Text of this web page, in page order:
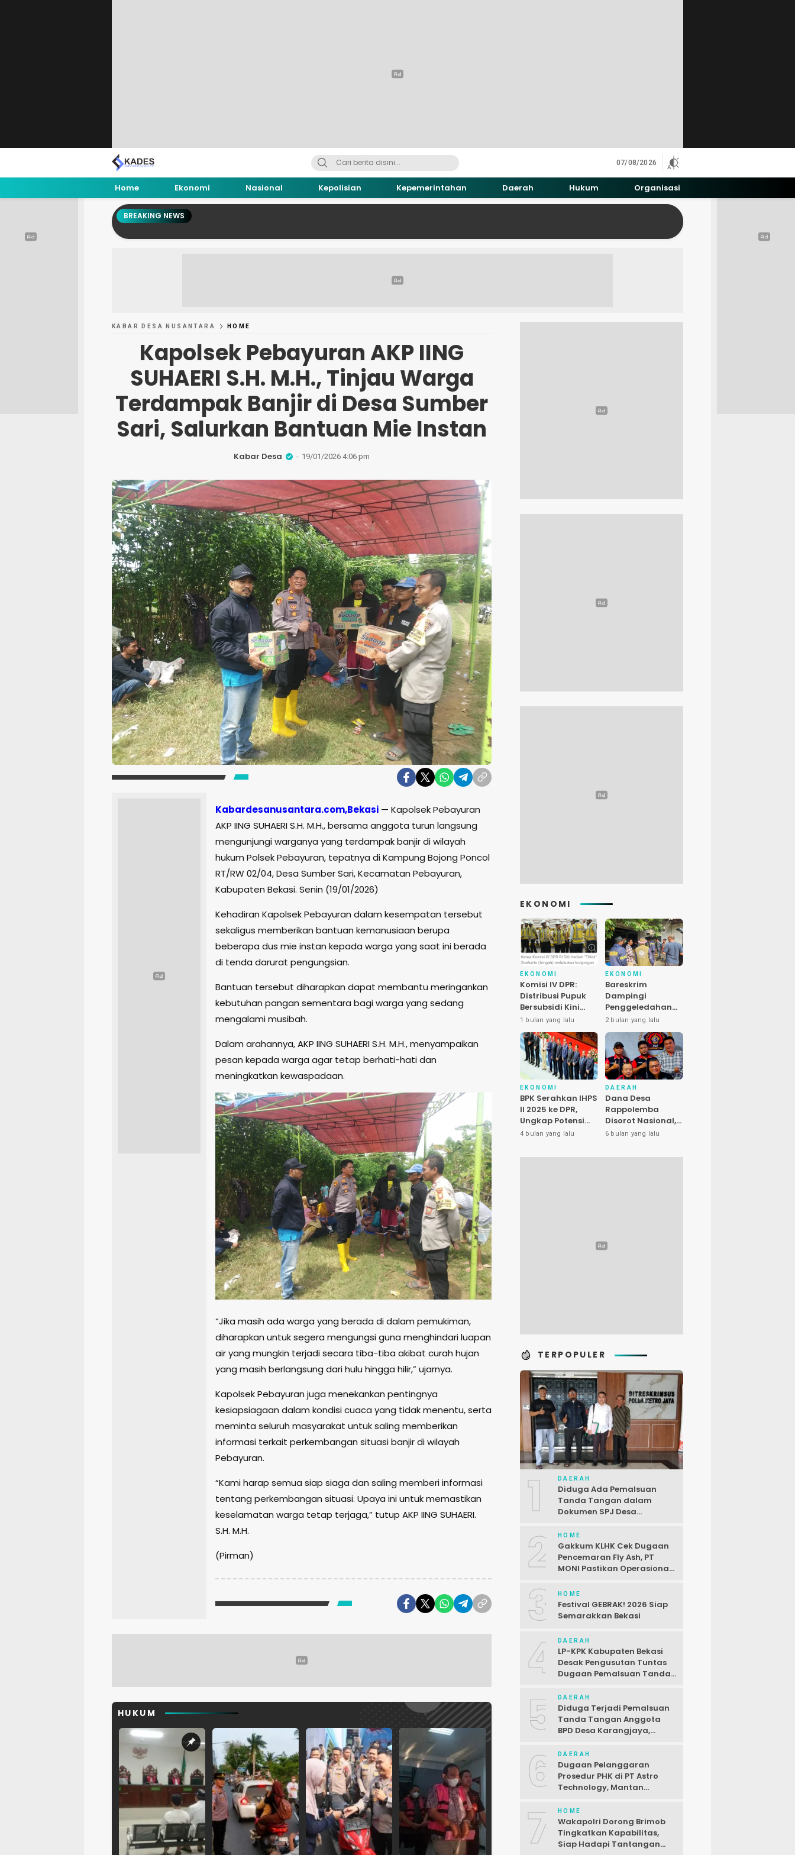
07/08/2026
Home Ekonomi Nasional Kepolisian Kepemerintahan Daerah Hukum Organisasi
BREAKING NEWS
KABAR DESA NUSANTARA HOME
Kapolsek Pebayuran AKP IING
SUHAERI S.H. M.H., Tinjau Warga
Terdampak Banjir di Desa Sumber
Sari, Salurkan Bantuan Mie Instan
Kabar Desa 19/01/2026 4:06 pm
Kabardesanusantara.com,Bekasi — Kapolsek Pebayuran
AKP IING SUHAERI S.H. M.H., bersama anggota turun langsung
mengunjungi warganya yang terdampak banjir di wilayah
hukum Polsek Pebayuran, tepatnya di Kampung Bojong Poncol
RT/RW 02/04, Desa Sumber Sari, Kecamatan Pebayuran,
Kabupaten Bekasi. Senin (19/01/2026)
Kehadiran Kapolsek Pebayuran dalam kesempatan tersebut
sekaligus memberikan bantuan kemanusiaan berupa
beberapa dus mie instan kepada warga yang saat ini berada
di tenda darurat pengungsian.
Bantuan tersebut diharapkan dapat membantu meringankan
kebutuhan pangan sementara bagi warga yang sedang
mengalami musibah.
Dalam arahannya, AKP IING SUHAERI S.H. M.H., menyampaikan
pesan kepada warga agar tetap berhati-hati dan
meningkatkan kewaspadaan.
“Jika masih ada warga yang berada di dalam pemukiman,
diharapkan untuk segera mengungsi guna menghindari luapan
air yang mungkin terjadi secara tiba-tiba akibat curah hujan
yang masih berlangsung dari hulu hingga hilir,” ujarnya.
Kapolsek Pebayuran juga menekankan pentingnya
kesiapsiagaan dalam kondisi cuaca yang tidak menentu, serta
meminta seluruh masyarakat untuk saling memberikan
informasi terkait perkembangan situasi banjir di wilayah
Pebayuran.
“Kami harap semua siap siaga dan saling memberi informasi
tentang perkembangan situasi. Upaya ini untuk memastikan
keselamatan warga tetap terjaga,” tutup AKP IING SUHAERI.
S.H. M.H.
(Pirman)
HUKUM
EKONOMI
EKONOMI
Komisi IV DPR:
Distribusi Pupuk
Bersubsidi Kini
Lebih Cepat, 145
Aturan Dipangkas
1 bulan yang lalu
EKONOMI
Bareskrim
Dampingi
Penggeledahan
Kasus Satwa
Dilindungi di
Bekasi
2 bulan yang lalu
EKONOMI
BPK Serahkan IHPS
II 2025 ke DPR,
Ungkap Potensi
Penyelamatan
Puluhan Triliun
4 bulan yang lalu
DAERAH
Dana Desa
Rappolemba
Disorot Nasional,
Presiden LIRA Nilai
Abuse of Power
6 bulan yang lalu
TERPOPULER
1 DAERAH
Diduga Ada Pemalsuan
Tanda Tangan dalam
Dokumen SPJ Desa
Dilaporkan ke Polda Metro
Jaya
2 HOME
Gakkum KLHK Cek Dugaan
Pencemaran Fly Ash, PT
MONI Pastikan Operasional
3 HOME
Festival GEBRAK! 2026 Siap
Semarakkan Bekasi
4 DAERAH
LP-KPK Kabupaten Bekasi
Desak Pengusutan Tuntas
Dugaan Pemalsuan Tanda
Karangjaya
5 DAERAH
Diduga Terjadi Pemalsuan
Tanda Tangan Anggota
BPD Desa Karangjaya,
6 DAERAH
Dugaan Pelanggaran
Prosedur PHK di PT Astro
Technology, Mantan
7 HOME
Wakapolri Dorong Brimob
Tingkatkan Kapabilitas,
Siap Hadapi Tantangan